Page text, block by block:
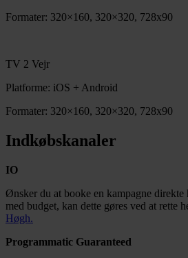
Formater: 320×160, 320×320, 728x90
TV 2 Vejr
Platforme: iOS + Android
Formater: 320×160, 320×320, 728x90
Indkøbskanaler
IO
Ønsker du at booke en kampagne
med budget, kan dette gøres ved at rette
Høgh.
Programmatic Guaranteed